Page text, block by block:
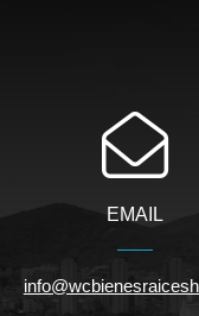
EMAIL